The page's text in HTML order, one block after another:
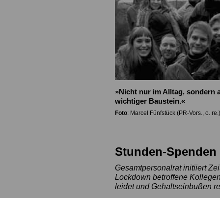
»Nicht nur im Alltag, sondern
wichtiger Baustein.«
Foto: Marcel Fünfstück (PR-Vors., o.
Stunden-
Gesamtpersonalrat initiiert
Lockdown betroffene
leidet und Gehaltseinbußen